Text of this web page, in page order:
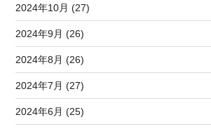
2024年10月 (27)
2024年9月 (26)
2024年8月 (26)
2024年7月 (27)
2024年6月 (25)